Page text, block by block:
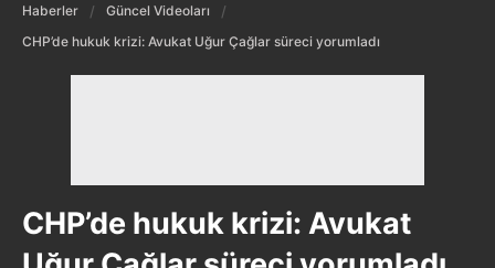
Haberler
Güncel Videoları
CHP’de hukuk krizi: Avukat Uğur Çağlar süreci yorumladı
CHP’de hukuk krizi: Avukat